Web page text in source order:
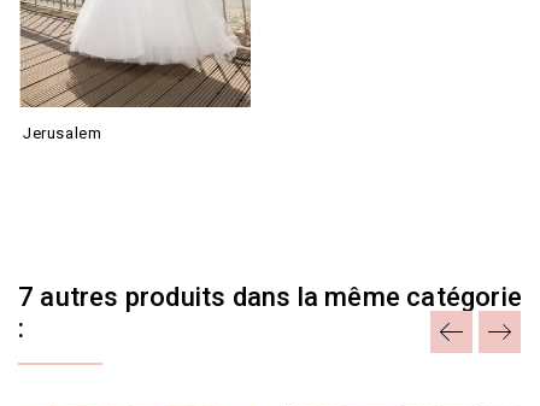
Jerusalem
7 autres produits dans la même catégorie
: